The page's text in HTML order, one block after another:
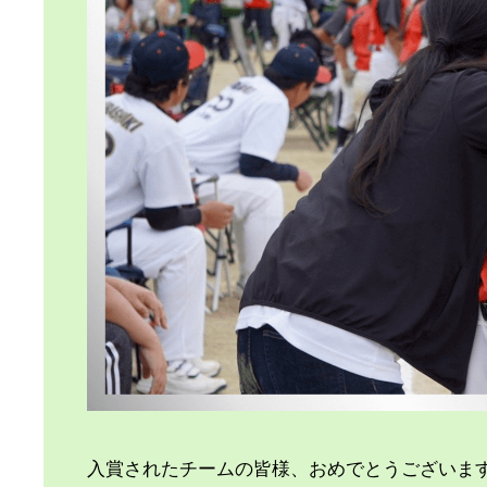
入賞されたチームの皆様、おめでとうございま